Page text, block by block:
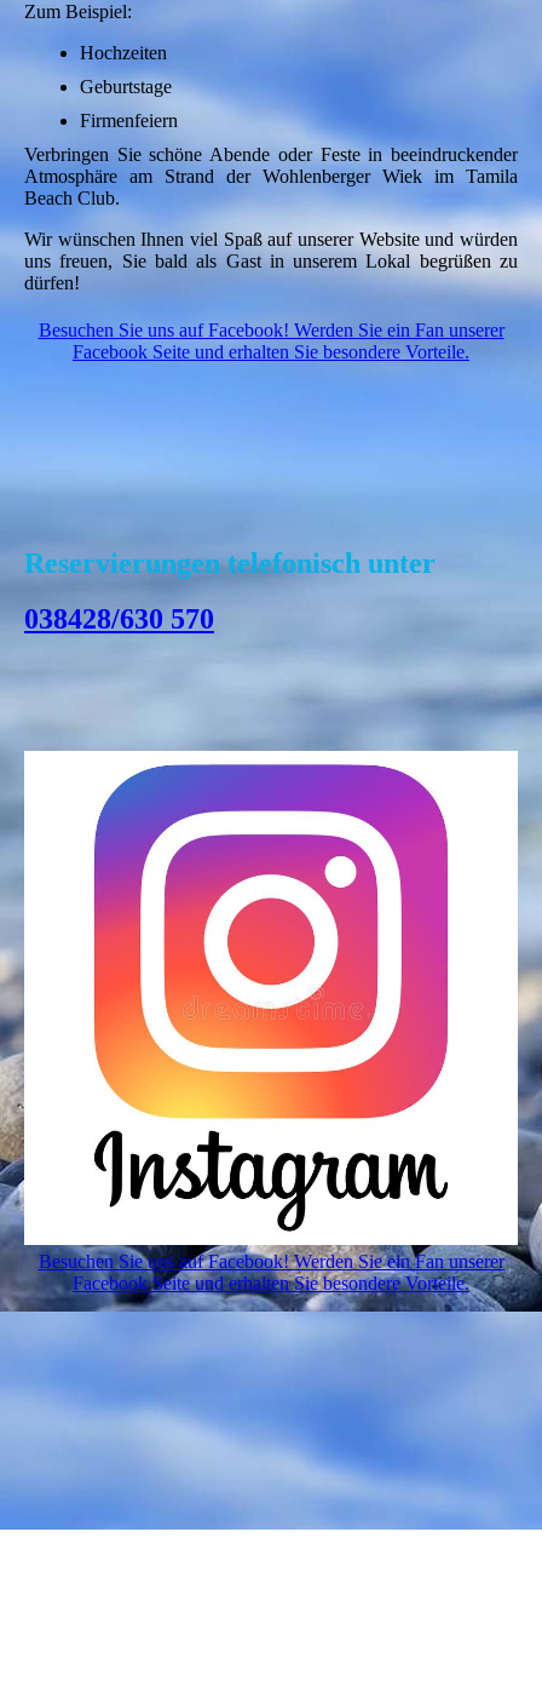
Zum Beispiel:
Hochzeiten
Geburtstage
Firmenfeiern
Verbringen Sie schöne Abende oder Feste in beeindruckender
Atmosphäre am Strand der Wohlenberger Wiek im Tamila
Beach Club.
Wir wünschen Ihnen viel Spaß auf unserer Website und würden
uns freuen, Sie bald als Gast in unserem Lokal begrüßen zu
dürfen!
Besuchen Sie uns auf Facebook! Werden Sie ein Fan unserer
Facebook Seite und erhalten Sie besondere Vorteile.
Reservierungentelefonisch unter
038428/630 570
Besuchen Sie uns auf Facebook! Werden Sie ein Fan unserer
Facebook Seite und erhalten Sie besondere Vorteile.